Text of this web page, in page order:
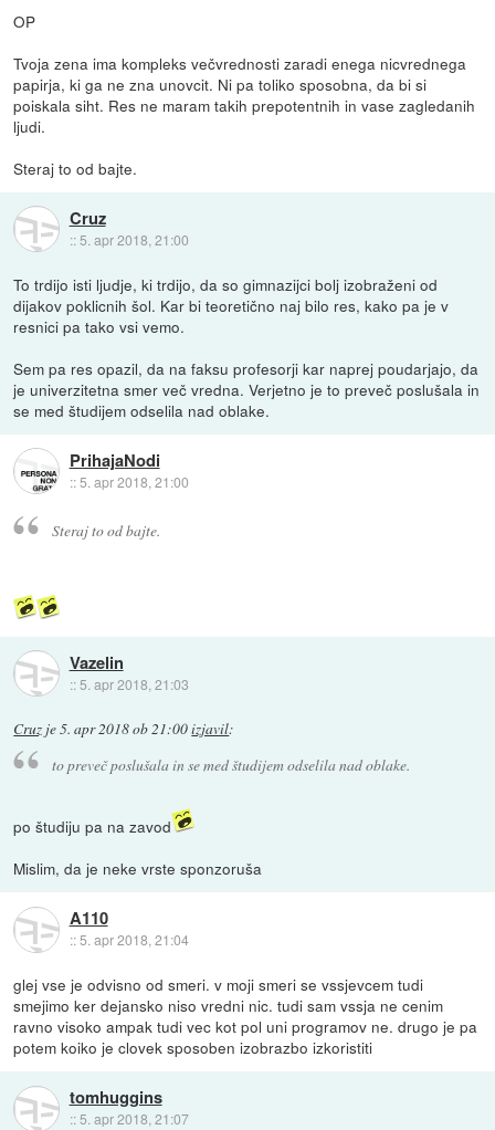
OP
Tvoja zena ima kompleks večvrednosti zaradi enega nicvrednega
papirja, ki ga ne zna unovcit. Ni pa toliko sposobna, da bi si
poiskala siht. Res ne maram takih prepotentnih in vase zagledanih
ljudi.
Steraj to od bajte.
Cruz
:: 5. apr 2018, 21:00
To trdijo isti ljudje, ki trdijo, da so gimnazijci bolj izobraženi od
dijakov poklicnih šol. Kar bi teoretično naj bilo res, kako pa je v
resnici pa tako vsi vemo.
Sem pa res opazil, da na faksu profesorji kar naprej poudarjajo, da
je univerzitetna smer več vredna. Verjetno je to preveč poslušala in
se med študijem odselila nad oblake.
PrihajaNodi
::5. apr 2018, 21:00
Steraj to od bajte.
Vazelin
:: 5. apr 2018, 21:03
Cruz je5. apr 2018 ob 21:00izjavil:
to preveč poslušala in se med študijem odselila nad oblake.
po študiju pa na zavod
Mislim, da je neke vrste sponzoruša
A110
::5. apr 2018, 21:04
glej vse je odvisno od smeri. v moji smeri se vssjevcem tudi
smejimo ker dejansko niso vredni nic. tudi sam vssja ne cenim
ravno visoko ampak tudi vec kot pol uni programov ne. drugo je pa
potem koiko je clovek sposoben izobrazbo izkoristiti
tomhuggins
:: 5. apr 2018, 21:07